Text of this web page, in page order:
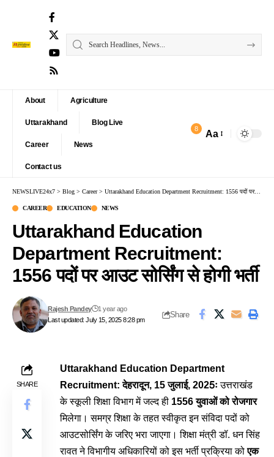
About Agriculture
Uttarakhand Blog Live
Career News
Contact us
8 Aa
NEWSLIVE24x7 > Blog > Career> Uttarakhand Education Department Recruitment: 1556 पदों पर आउट सोर्सिंग से होगी भर्ती
CAREER EDUCATION NEWS
Uttarakhand Education
Department Recruitment:
1556 पदों पर आउट सोर्सिंग से होगी भर्ती
Last updated: July 15, 2025 8:28 pm
Rajesh Pandey 1 year ago
Share
SHARE
Uttarakhand Education Department
Recruitment: देहरादून, 15 जुलाई, 2025ःउत्तराखंड
के स्कूली शिक्षा विभाग में जल्द ही 1556 युवाओं को रोजगार
मिलेगा। समग्र शिक्षा के तहत स्वीकृत इन संविदा पदों को
आउटसोर्सिंग के जरिए भरा जाएगा। शिक्षा मंत्री डॉ. धन सिंह
रावत ने विभागीय अधिकारियों को इस भर्ती प्रक्रिया कोएक